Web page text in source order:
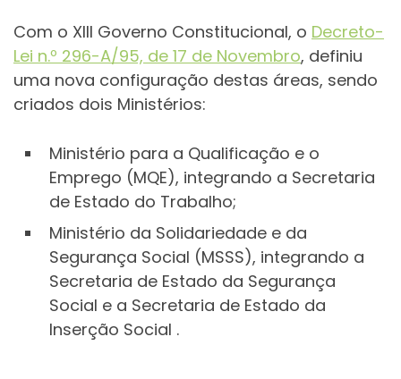
Com o XIII Governo Constitucional, o Decreto-
Lei n.º 296-A/95, de 17 de Novembro, definiu
uma nova configuração destas áreas, sendo
criados dois Ministérios:
Ministério para a Qualificação e o
Emprego (MQE), integrando a Secretaria
de Estado do Trabalho;
Ministério da Solidariedade e da
Segurança Social (MSSS), integrando a
Secretaria de Estado da Segurança
Social e a Secretaria de Estado da
Inserção Social .